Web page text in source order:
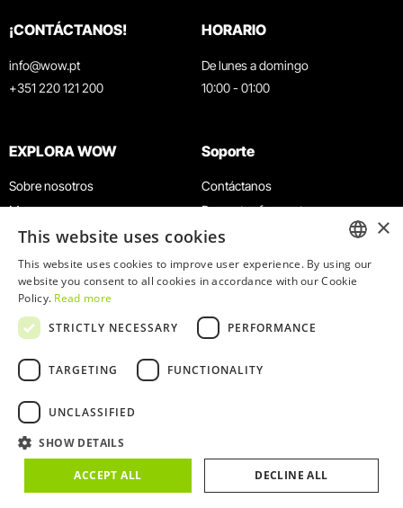
¡CONTÁCTANOS!
info@wow.pt
+351 220 121 200
HORARIO
De lunes a domingo
10:00 - 01:00
EXPLORA WOW
Sobre nosotros
Museos
Agenda
Noticias
Restaurantes
Tarjeta WOW
Grupos y eventos
Servicio educativo
Soporte
Contáctanos
Preguntas frecuentes
Términos y condiciones
Política de privacidad y cookies
Trabaja con nosotros
Libro de reclamaciones
© 2026
WOW
ENGLISH
×
This website uses cookies
This website uses cookies to improve user experience. By using our
website you consent to all cookies in accordance with our Cookie
Policy. Read more
STRICTLY NECESSARY
PERFORMANCE
TARGETING FUNCTIONALITY
UNCLASSIFIED
SHOW DETAILS
ACCEPT ALL DECLINE ALL